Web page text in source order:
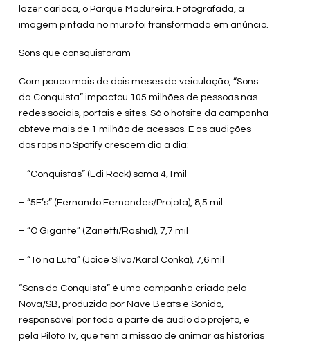
lazer carioca, o Parque Madureira. Fotografada, a
imagem pintada no muro foi transformada em anúncio.
Sons que consquistaram
Com pouco mais de dois meses de veiculação, “Sons
da Conquista” impactou 105 milhões de pessoas nas
redes sociais, portais e sites. Só o hotsite da campanha
obteve mais de 1 milhão de acessos. E as audições
dos raps no Spotify crescem dia a dia:
– “Conquistas” (Edi Rock) soma 4,1mil
– “5F’s” (Fernando Fernandes/Projota), 8,5 mil
– “O Gigante” (Zanetti/Rashid), 7,7 mil
– “Tô na Luta” (Joice Silva/Karol Conká), 7,6 mil
“Sons da Conquista” é uma campanha criada pela
Nova/SB, produzida por Nave Beats e Sonido,
responsável por toda a parte de áudio do projeto, e
pela Piloto.Tv, que tem a missão de animar as histórias